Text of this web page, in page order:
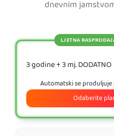
dnevnim
3 godine + 3 mj. DODATNO
LJETNA
Automatski se
Odaberite